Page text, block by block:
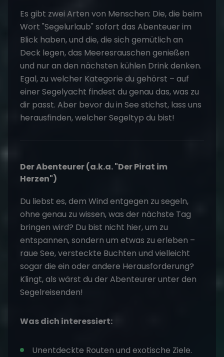
Es gibt zwei Arten von Menschen: Die, die beim
Wort "Segelurlaub" sofort das Abenteuer im
Blick haben, und die, die sich gemütlich an
Deck legen, das Meeresrauschen genießen
und nur an den nächsten kühlen Drink denken.
Egal, zu welcher Kategorie du gehörst – auf
einer Segelyacht findest du genau das, was zu
dir passt. Aber bevor du in See stichst, lass uns
herausfinden, welcher Segeltyp du bist!
Der Abenteurer (a.k.a. "Der Pirat im
Herzen")
Du liebst es, dem Wind entgegen zu segeln,
ohne genau zu wissen, was der nächste Tag
bringen wird? Du bist nicht hier, um zu
entspannen, sondern um etwas zu erleben –
raue See, versteckte Buchten und vielleicht
sogar die ein oder andere Herausforderung?
Klingt, als wärst du der Abenteurer unter den
Segelreisenden!
Was dich interessiert:
Unentdeckte Routen und exotische Ziele.